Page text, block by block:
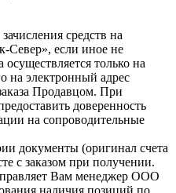
средств на
Север», если иное не
только на
на электронный адрес
Продавцом. При
доверенность
на сопроводительные
документы (оригинал счета
с заказом при получении.
Вам менеджер ООО
наличия позиций по